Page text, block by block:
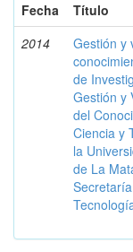
Fecha
Título
2014
Gestión y
de
Gestión y
del
Ciencia y
la
de La